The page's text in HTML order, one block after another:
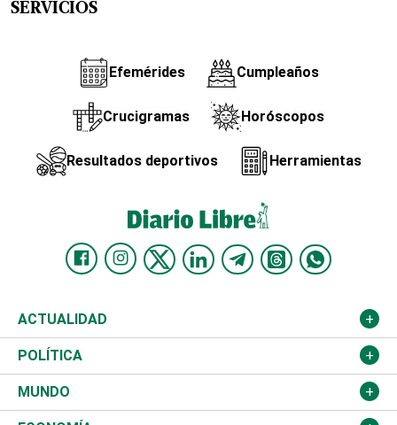
SERVICIOS
Efemérides Cumpleaños
Crucigramas Horóscopos
Resultados deportivos Herramientas
ACTUALIDAD
Nacional
Ciudad
POLÍTICA
Partidos
MUNDO